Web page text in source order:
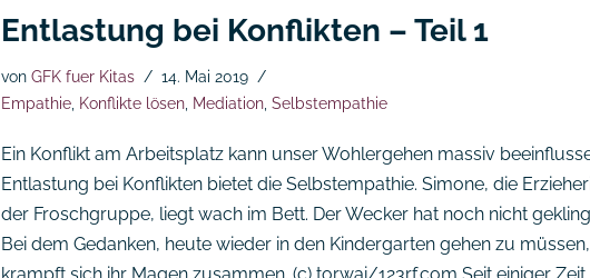
Entlastung bei Konflikten – Teil 1
von GFK fuer Kitas
14. Mai 2019
Empathie, Konflikte lösen, Mediation, Selbstempathie
Ein Konflikt am Arbeitsplatz kann unser Wohlergehen massiv
Entlastung bei Konflikten bietet die Selbstempathie. Simone, die
der Froschgruppe, liegt wach im Bett. Der Wecker hat noch nicht
Bei dem Gedanken, heute wieder in den Kindergarten gehen zu müssen,